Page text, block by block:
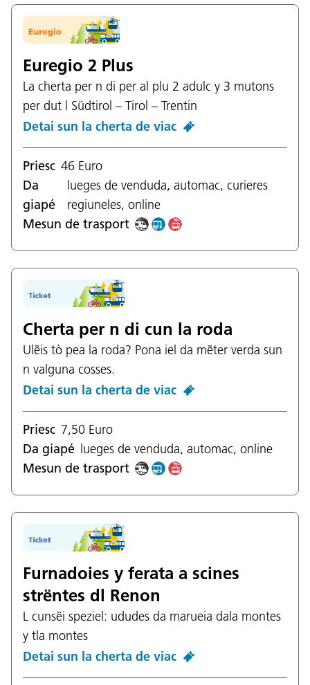
Euregio 2 Plus
La cherta per n di per al plu 2 adulc y 3 mutons
per dut l Südtirol – Tirol – Trentin
Detai sun la cherta de viac
Priesc 46 Euro
Da
giapé
lueges de venduda, automac, curieres
regiuneles, online
Mesun de trasport
Cherta per n di cun la roda
Ulëis tò pea la roda? Pona iel da mëter verda sun
n valguna cosses.
Detai sun la cherta de viac
Priesc 7,50 Euro
Da giapé lueges de venduda, automac, online
Mesun de trasport
Furnadoies y ferata a scines
strëntes dl Renon
L cunsëi speziel: ududes da marueia dala montes
y tla montes
Detai sun la cherta de viac